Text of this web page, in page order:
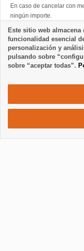
En caso de cancelar con
ningún importe.
2085 €/
Este sitio web
funcionalidad esencial
personalización y
pulsando sobre
sobre “aceptar todas”.